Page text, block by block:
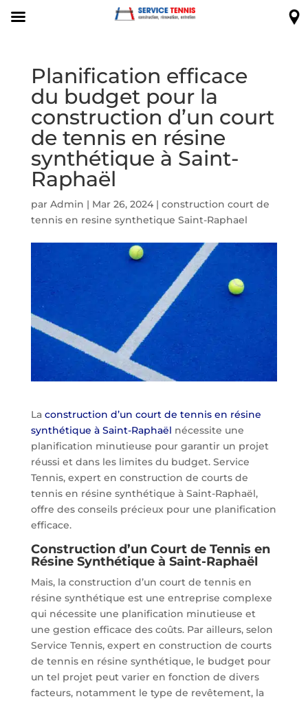
Planification efficace
du budget pour la
construction d’un court
de tennis en résine
synthétique à Saint-
Raphaël
par Admin | Mar 26, 2024| construction court de
tennis en resine synthetique Saint-Raphael
La construction d’un court de tennis en résine
synthétique à Saint-Raphaël nécessite une
planification minutieuse pour garantir un projet
réussi et dans les limites du budget. Service
Tennis, expert en construction de courts de
tennis en résine synthétique à Saint-Raphaël,
offre des conseils précieux pour une planification
efficace.
Construction d’un Court de Tennis en
Résine Synthétique à Saint-Raphaël
Mais, la construction d’un court de tennis en
résine synthétique est une entreprise complexe
qui nécessite une planification minutieuse et
une gestion efficace des coûts. Par ailleurs, selon
Service Tennis, expert en construction de courts
de tennis en résine synthétique, le budget pour
un tel projet peut varier en fonction de divers
facteurs, notamment le type de revêtement, la